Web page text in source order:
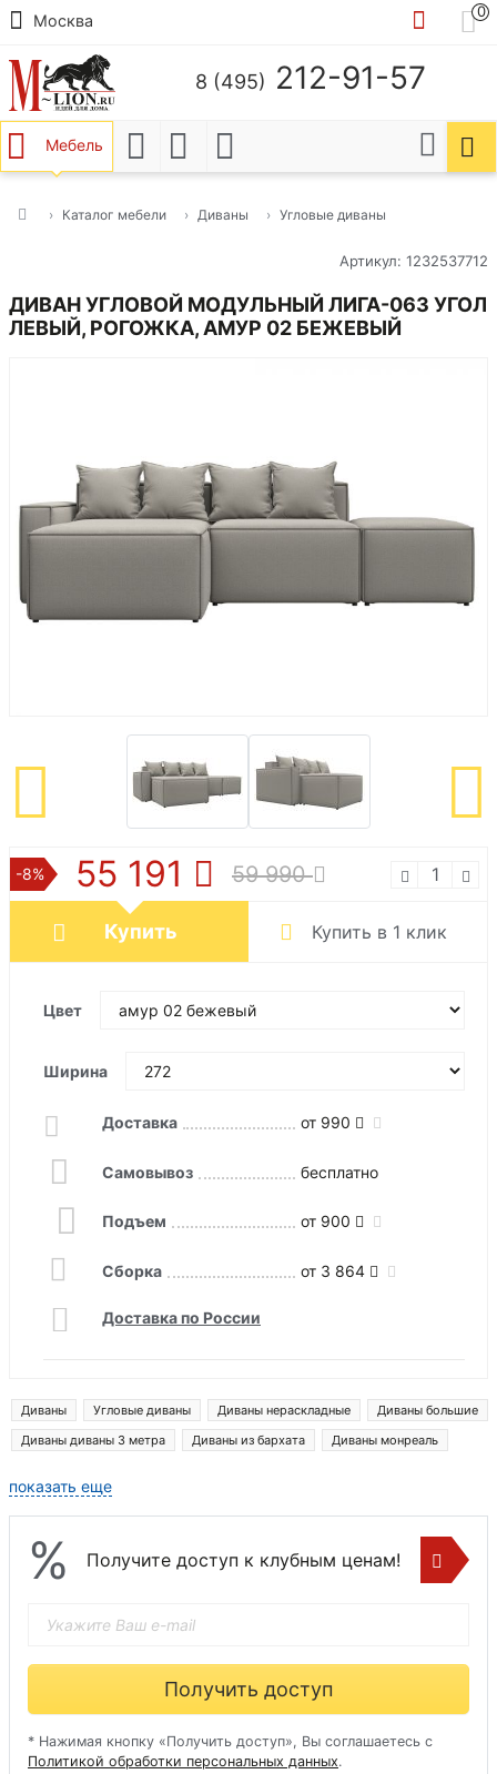
Москва
0
8 (495) 212-91-57
Мебель
Каталог мебели Диваны Угловые диваны
Артикул: 1232537712
ДИВАН УГЛОВОЙ МОДУЛЬНЫЙ ЛИГА-063 УГОЛ
ЛЕВЫЙ, РОГОЖКА, АМУР 02 БЕЖЕВЫЙ
-8% 55 191 59 990
Купить Купить в 1 клик
Цвет
Ширина
Доставка от 990
Самовывоз бесплатно
Подъем от 900
Сборка от 3 864
Доставка по России
Диваны Угловые диваны Диваны нераскладные
Диваны большие
Диваны диваны 3 метра
Диваны из бархата
Диваны монреаль
показать еще
% Получите доступ к клубным ценам!
Получить доступ
* Нажимая кнопку «Получить доступ», Вы соглашаетесь с
Политикой обработки персональных данных.